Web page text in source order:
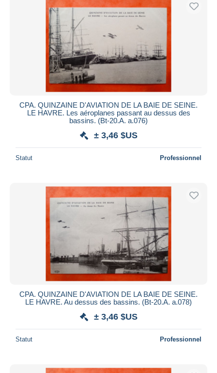
CPA. QUINZAINE D'AVIATION DE LA BAIE DE SEINE.
LE HAVRE. Les aéroplanes passant au dessus des
bassins. (Bt-20.A. a.076)
± 3,46 $US
Statut Professionnel
CPA. QUINZAINE D'AVIATION DE LA BAIE DE SEINE.
LE HAVRE. Au dessus des bassins. (Bt-20.A. a.078)
± 3,46 $US
Statut Professionnel